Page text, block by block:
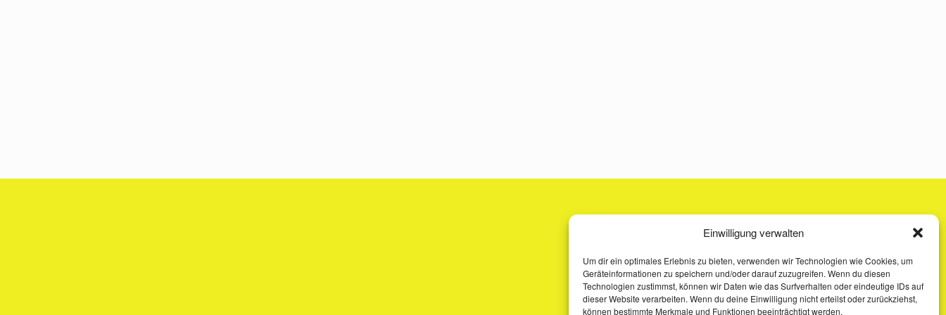
Einwilligung verwalten
Um dir ein optimales Erlebnis zu bieten, verwenden wir Technologien wie Cookies, um
Geräteinformationen zu speichern und/oder darauf zuzugreifen. Wenn du diesen
Technologien zustimmst, können wir Daten wie das Surfverhalten oder eindeutige IDs auf
dieser Website verarbeiten. Wenn du deine Einwilligung nicht erteilst oder zurückziehst,
können bestimmte Merkmale und Funktionen beeinträchtigt werden.